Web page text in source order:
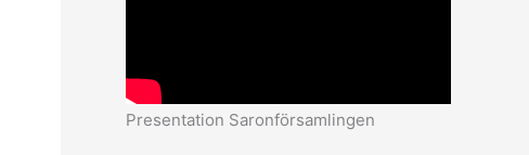
Presentation Saronförsamlingen